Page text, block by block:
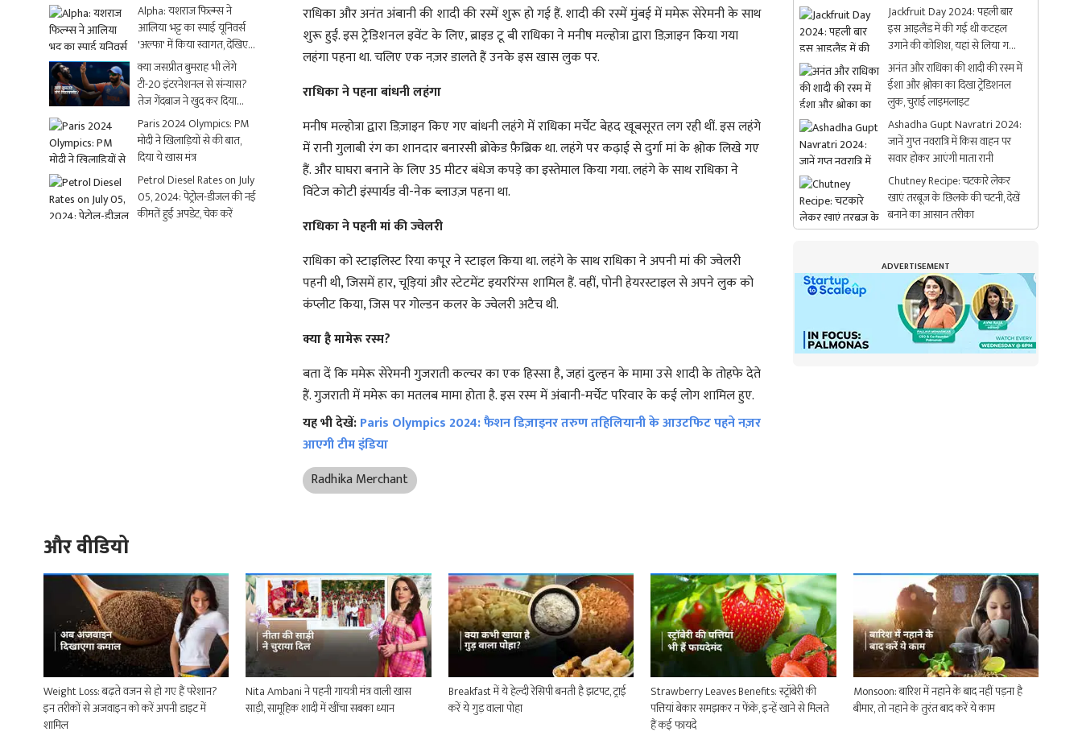
Alpha: यशराज फिल्म्स ने
आलिया भट्ट का स्पाई यूनिवर्स
'अल्फा' में किया स्वागत, देखिए
धमाकेदार Video
क्या जसप्रीत बुमराह भी लेंगे
टी-20 इंटरनेशनल से संन्यास?
तेज गेंदबाज ने खुद कर दिया
क्लियर
Paris 2024 Olympics: PM
मोदी ने खिलाड़ियों से की बात,
दिया ये खास मंत्र
Petrol Diesel Rates on July
05, 2024: पेट्रोल-डीजल की नई
कीमतें हुईं अपडेट, चेक करें
राधिका और अनंत अंबानी की शादी की रस्में शुरू हो गई हैं. शादी की रस्में मुंबई में ममेरू सेरेमनी के साथ
शुरू हुईं. इस ट्रेडिशनल इवेंट के लिए, ब्राइड टू बी राधिका ने मनीष मल्होत्रा ​​द्वारा डिज़ाइन किया गया
लहंगा पहना था. चलिए एक नज़र डालते हैं उनके इस खास लुक पर.
राधिका ने पहना बांधनी लहंगा
मनीष मल्होत्रा ​​द्वारा डिज़ाइन किए गए बांधनी लहंगे में राधिका मर्चेंट बेहद खूबसूरत लग रही थीं. इस लहंगे
में रानी गुलाबी रंग का शानदार बनारसी ब्रोकेड फ़ैब्रिक था. लहंगे पर कढ़ाई से दुर्गा मां के श्लोक लिखे गए
हैं. और घाघरा बनाने के लिए 35 मीटर बंधेज कपड़े का इस्तेमाल किया गया. लहंगे के साथ राधिका ने
विंटेज कोटी इंस्पार्यड वी-नेक ब्लाउज़ पहना था.
राधिका ने पहनी मां की ज्वेलरी
राधिका को स्टाइलिस्ट रिया कपूर ने स्टाइल किया था. लहंगे के साथ राधिका ने अपनी मां की ज्वेलरी
पहनी थी, जिसमें हार, चूड़ियां और स्टेटमेंट इयररिंग्स शामिल हैं. वहीं, पोनी हेयरस्टाइल से अपने लुक को
कंप्लीट किया, जिस पर गोल्डन कलर के ज्वेलरी अटैच थी.
क्या है मामेरू रस्म?
बता दें कि ममेरू सेरेमनी गुजराती कल्चर का एक हिस्सा है, जहां दुल्हन के मामा उसे शादी के तोहफे देते
हैं. गुजराती में ममेरू का मतलब मामा होता है. इस रस्म में अंबानी-मर्चेंट परिवार के कई लोग शामिल हुए.
यह भी देखें:Paris Olympics 2024: फैशन डिज़ाइनर तरुण तहिलियानी के आउटफिट पहने नज़र
आएगी टीम इंडिया
Radhika Merchant
Jackfruit Day 2024: पहली बार
इस आइलैंड में की गई थी कटहल
उगाने की कोशिश, यहां से लिया गया
फल का नाम
अनंत और राधिका की शादी की रस्म में
ईशा और श्लोका का दिखा ट्रेडिशनल
लुक, चुराई लाइमलाइट
Ashadha Gupt Navratri 2024:
जानें गुप्त नवरात्रि में किस वाहन पर
सवार होकर आएंगी माता रानी
Chutney Recipe: चटकारे लेकर
खाएं तरबूज के छिलके की चटनी, देखें
बनाने का आसान तरीका
ADVERTISEMENT
और वीडियो
Weight Loss: बढ़ते वजन से हो गए हैं परेशान?
इन तरीकों से अजवाइन को करें अपनी डाइट में
शामिल
Nita Ambani ने पहनी गायत्री मंत्र वाली खास
साड़ी, सामूहिक शादी में खींचा सबका ध्यान
Breakfast में ये हेल्दी रेसिपी बनती है झटपट, ट्राई
करें ये गुड़ वाला पोहा
Strawberry Leaves Benefits: स्ट्रॉबेरी की
पत्तियां बेकार समझकर न फेंके, इन्हें खाने से मिलते
हैं कई फायदे
Monsoon: बारिश में नहाने के बाद नहीं पड़ना है
बीमार, तो नहाने के तुरंत बाद करें ये काम